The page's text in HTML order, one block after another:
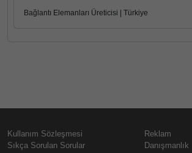
Bağlantı Elemanları Üreticisi | Türkiye
Kullanım Sözleşmesi
Sıkça Sorulan Sorular
Reklam
Danışmanlık